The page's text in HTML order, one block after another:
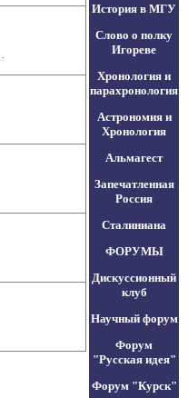
История в МГУ
Слово о полку
Игореве
Хронология и
парахронология
Астрономия и
Хронология
Альмагест
Запечатленная
Россия
Сталиниана
ФОРУМЫ
Дискуссионный
клуб
Научный форум
Форум
"Русская идея"
Форум "Курск"